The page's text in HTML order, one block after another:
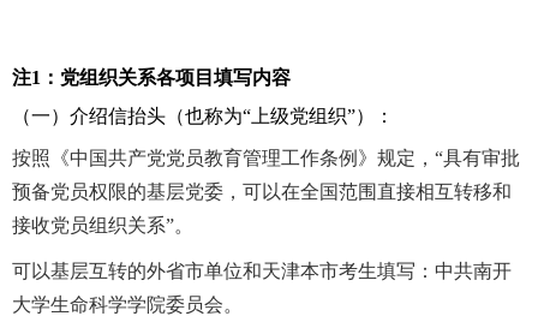
注1 ：党组织关系各项目填写内容
（一）介绍信抬头（也称为“上级党组织”）：
按照《中国共产党党员教育管理工作条例》规定，“具有审批
预备党员权限的基层党委，可以在全国范围直接相互转移和
接收党员组织关系”。
可以基层互转的外省市单位和天津本市考生填写：中共南开
大学生命科学学院委员会。